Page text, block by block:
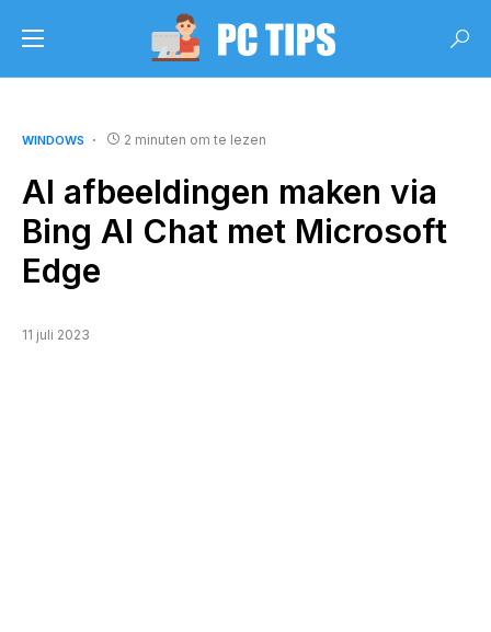
WINDOWS 2 minuten om te lezen
AI afbeeldingen maken via
Bing AI Chat met Microsoft
Edge
11 juli 2023